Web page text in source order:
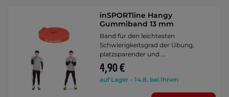
inSPORTline Hangy
Gummiband 13 mm
Band für den leichtesten
Schwierigkeitsgrad der Übung,
platzsparender und …
4,90 €
auf Lager – 14.8. bei Ihnen